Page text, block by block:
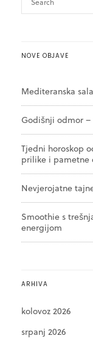
NOVE OBJAVE
Mediteranska
Godišnji odmor
Tjedni horoskop
prilike i pametne
Nevjerojatne
Smoothie s
energijom
ARHIVA
kolovoz 2026
srpanj 2026